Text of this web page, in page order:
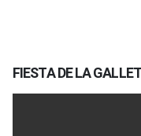
FIESTA DE LA